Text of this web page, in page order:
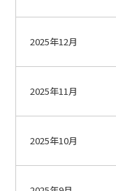
2025年12月
2025年11月
2025年10月